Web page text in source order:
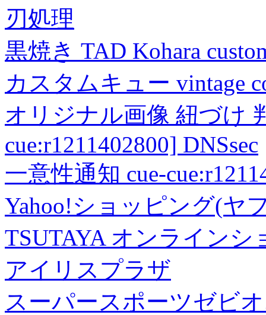
刃処理
黒焼き TAD Kohara
カスタムキュー vintage
オリジナル画像 紐づけ
cue:r1211402800] DNSsec
一意性通知 cue-
Yahoo!ショッピング(ヤ
TSUTAYA オンラインシ
アイリスプラザ
スーパースポーツゼビ